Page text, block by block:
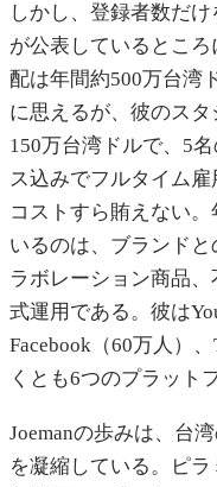
しかし、登録者数だ
が公表しているところ
配は年間約500万台湾
に思えるが、彼のス
150万台湾ドルで、5
ス込みでフルタイム雇
コストすら賄えない
いるのは、ブランド
ラボレーション商品
式運用である。彼は
Facebook（60万人）
くとも6つのプラット
Joemanの歩みは、台
を凝縮している。ピ